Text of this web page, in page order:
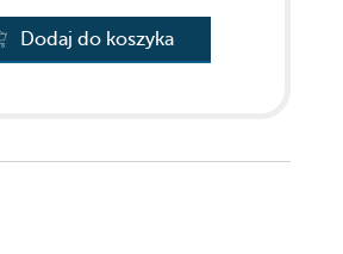
Dodaj do koszyka